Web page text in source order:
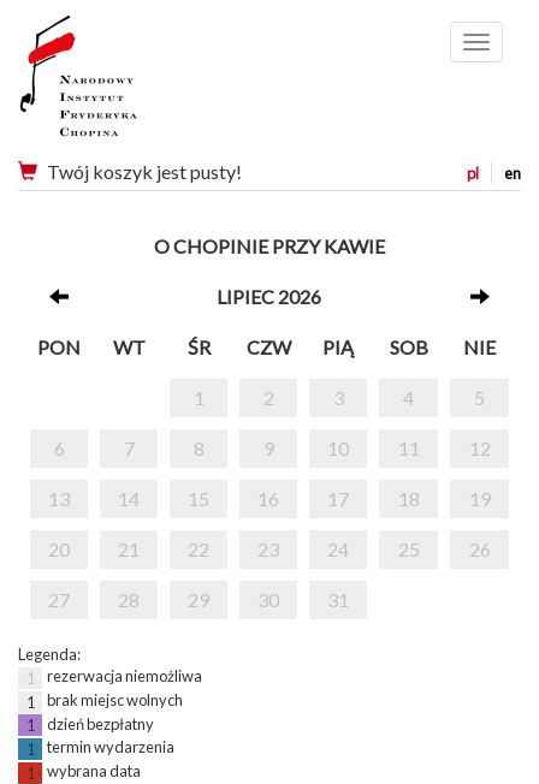
Menu
pl en
Twój koszyk jest pusty!
O CHOPINIE PRZY KAWIE
LIPIEC 2026
PON WT ŚR CZW PIĄ SOB NIE
1 2 3 4 5
6 7 8 9 10 11 12
13 14 15 16 17 18 19
20 21 22 23 24 25 26
27 28 29 30 31
Legenda:
1
rezerwacja niemożliwa
1
brak miejsc wolnych
1
dzień bezpłatny
1
termin wydarzenia
1
wybrana data